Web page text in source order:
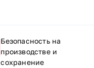
Безопасность на
производстве и
сохранение